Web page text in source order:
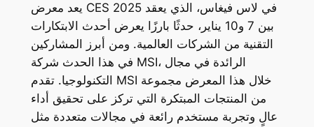
يعد معرض CES 2025 في لاس فيغاس، الذي يعقد
بين 7 و10 يناير، حدثًا بارزًا يعرض أحدث الابتكارات
التقنية من الشركات العالمية. ومن أبرز المشاركين
في هذا الحدث شركة MSI، الرائدة في مجال
التكنولوجيا. تقدم MSI خلال هذا المعرض مجموعة
من المنتجات المبتكرة التي تركز على تحقيق أداء
عالٍ وتجربة مستخدم رائعة في مجالات متعددة مثل